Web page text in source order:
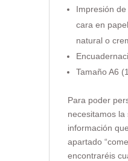
Impresión
cara en
natural o
Tamaño A6
Para poder
necesitamos la
información
apartado
encontraréis